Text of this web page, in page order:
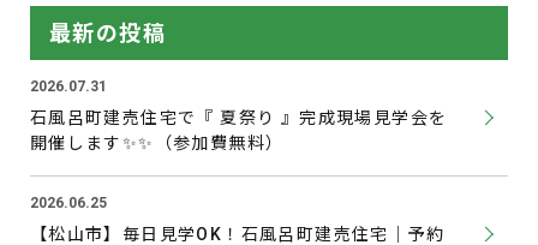
最新の投稿
2026.07.31
石風呂町建売住宅で『 夏祭り 』完成現場見学会を
開催します✨✨（参加費無料）
2026.06.25
【松山市】毎日見学OK！石風呂町建売住宅｜予約